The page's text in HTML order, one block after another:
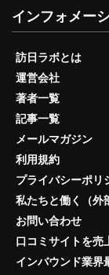
インフォメー
訪日ラボとは
運営会社
著者一覧
記事一覧
メールマガジン
利用規約
プライバシーポリ
私たちと働く（外
お問い合わせ
口コミサイトを売
インバウンド業界